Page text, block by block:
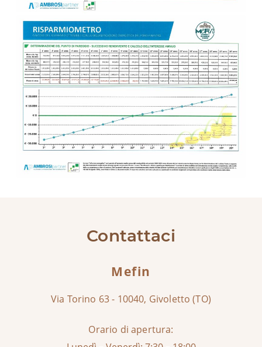
Contatti
Contattaci
Mefin
Via Torino 63 - 10040, Givoletto (TO)
Orario di apertura: